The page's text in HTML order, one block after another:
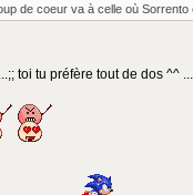
de coeur va à celle où
toi tu préfère tout de dos ^^